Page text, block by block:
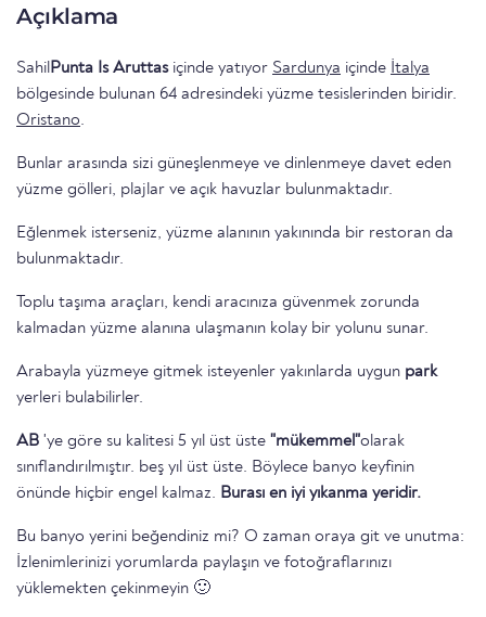
Açıklama
SahilPunta Is Aruttasiçinde yatıyor Sardunya içinde İtalya
bölgesinde bulunan 64 adresindeki yüzme tesislerinden biridir.
Oristano.
Bunlar arasında sizi güneşlenmeye ve dinlenmeye davet eden
yüzme gölleri, plajlar ve açık havuzlar bulunmaktadır.
Eğlenmek isterseniz, yüzme alanının yakınında bir restoran da
bulunmaktadır.
Toplu taşıma araçları, kendi aracınıza güvenmek zorunda
kalmadan yüzme alanına ulaşmanın kolay bir yolunu sunar.
Arabayla yüzmeye gitmek isteyenler yakınlarda uygun park
yerleri bulabilirler.
AB 'ye göre su kalitesi 5 yıl üst üste "mükemmel"olarak
sınıflandırılmıştır. beş yıl üst üste. Böylece banyo keyfinin
önünde hiçbir engel kalmaz. Burası en iyi yıkanma yeridir.
Bu banyo yerini beğendiniz mi? O zaman oraya git ve unutma:
İzlenimlerinizi yorumlarda paylaşın ve fotoğraflarınızı
yüklemekten çekinmeyin 🙂